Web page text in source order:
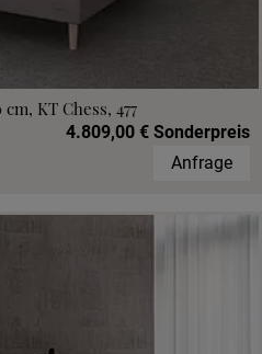
KT Chess, 477
4.809,00 € Sonderpreis
Anfrage